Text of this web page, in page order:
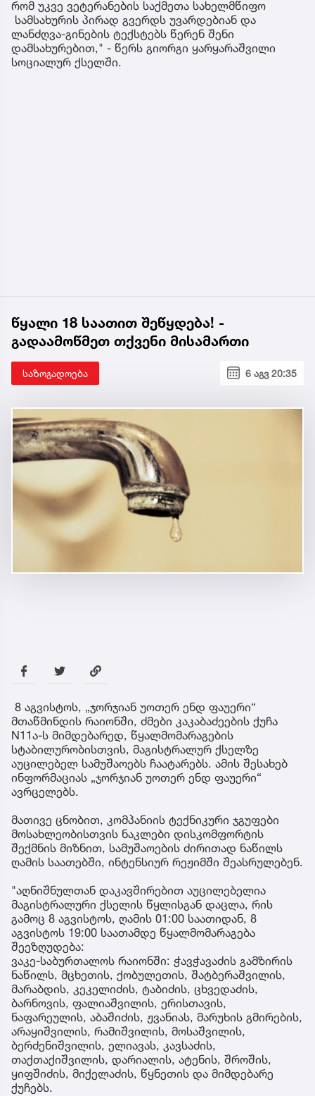
რომ უკვე ვეტერანების საქმეთა სახელმწიფო
სამსახურის პირად გვერდს უვარდებიან და
ლანძღვა-გინების ტექსტებს წერენ შენი
დამსახურებით," - წერს გიორგი ყარყარაშვილი
სოციალურ ქსელში.
წყალი 18 საათით შეწყდება! -
გადაამოწმეთ თქვენი მისამართი
საზოგადოება 6 აგვ 20:35
8 აგვისტოს, „ჯორჯიან უოთერ ენდ ფაუერი“
მთაწმინდის რაიონში, ძმები კაკაბაძეების ქუჩა
N11ა-ს მიმდებარედ, წყალმომარაგების
სტაბილურობისთვის, მაგისტრალურ ქსელზე
აუცილებელ სამუშაოებს ჩაატარებს. ამის შესახებ
ინფორმაციას „ჯორჯიან უოთერ ენდ ფაუერი“
ავრცელებს.
მათივე ცნობით, კომპანიის ტექნიკური ჯგუფები
მოსახლეობისთვის ნაკლები დისკომფორტის
შექმნის მიზნით, სამუშაოების ძირითად ნაწილს
ღამის საათებში, ინტენსიურ რეჟიმში შეასრულებენ.
"აღნიშნულთან დაკავშირებით აუცილებელია
მაგისტრალური ქსელის წყლისგან დაცლა, რის
გამოც 8 აგვისტოს, ღამის 01:00 საათიდან, 8
აგვისტოს 19:00 საათამდე წყალმომარაგება
შეეზღუდება:
ვაკე-საბურთალოს რაიონში: ჭავჭავაძის გამზირის
ნაწილს, მცხეთის, ქობულეთის, შატბერაშვილის,
მარაბდის, კეკელიძის, ტაბიძის, ცხვედაძის,
ბარნოვის, ფალიაშვილის, ერისთავის,
ნაფარეულის, აბაშიძის, ჟვანიას, მარუხის გმირების,
არაყიშვილის, რამიშვილის, მოსაშვილის,
ბერძენიშვილის, ელიავას, კავსაძის,
თაქთაქიშვილის, დარიალის, ატენის, შროშის,
ყიფშიძის, მიქელაძის, წყნეთის და მიმდებარე
ქუჩებს.